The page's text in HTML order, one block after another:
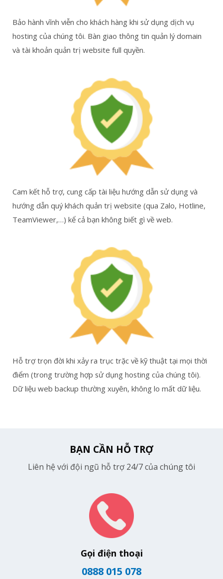
Bảo hành vĩnh viễn cho khách hàng khi sử dụng dịch vụ
hosting của chúng tôi. Bàn giao thông tin quản lý domain
và tài khoản quản trị website full quyền.
Cam kết hỗ trợ, cung cấp tài liệu hướng dẫn sử dụng và
hướng dẫn quý khách quản trị website (qua Zalo, Hotline,
TeamViewer,…) kể cả bạn không biết gì về web.
Hỗ trợ trọn đời khi xảy ra trục trặc về kỹ thuật tại mọi thời
điểm (trong trường hợp sử dụng hosting của chúng tôi).
Dữ liệu web backup thường xuyên, không lo mất dữ liệu.
BẠN CẦN HỖ TRỢ
Liên hệ với đội ngũ hỗ trợ 24/7 của chúng tôi
Gọi điện thoại
0888 015 078